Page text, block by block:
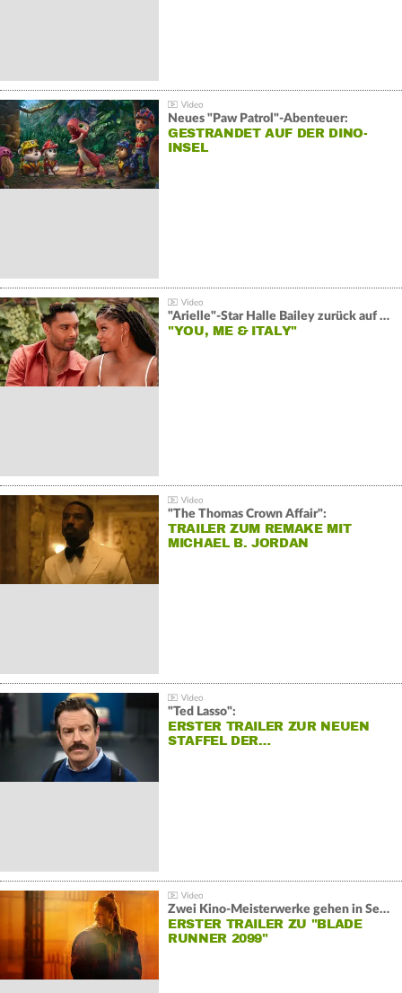
Neues "Paw Patrol"-Abenteuer:
GESTRANDET AUF DER DINO-
INSEL
"Arielle"-Star Halle Bailey zurück auf der Leinwand:
"YOU, ME & ITALY"
"The Thomas Crown Affair":
TRAILER ZUM REMAKE MIT
MICHAEL B. JORDAN
"Ted Lasso":
ERSTER TRAILER ZUR NEUEN
STAFFEL DER…
Zwei Kino-Meisterwerke gehen in Serie:
ERSTER TRAILER ZU "BLADE
RUNNER 2099"